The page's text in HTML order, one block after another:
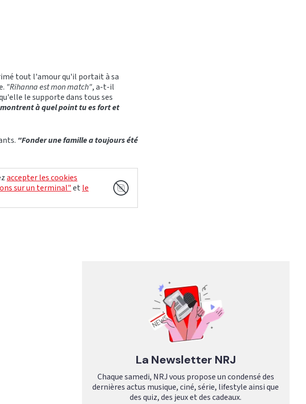
tout l'amour qu'il portait à sa
"Rihanna est mon match", a-t-il
le supporte dans tous ses
à quel point tu es fort et
"Fonder une famille a toujours été
accepter les cookies
sur un terminal"etle
La Newsletter NRJ
Chaque samedi, NRJ vous propose un condensé des
dernières actus musique, ciné, série, lifestyle ainsi que
des quiz, des jeux et des cadeaux.